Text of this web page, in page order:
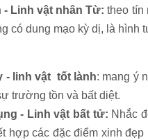
- Linh vật nhân Từ: theo tín
có dung mạo kỳ dị, là
- linh vật tốt lành: mang ý
trường tồn và bất diệt.
- Linh vật bất tử: Nhắc
hợp các đặc điểm xinh